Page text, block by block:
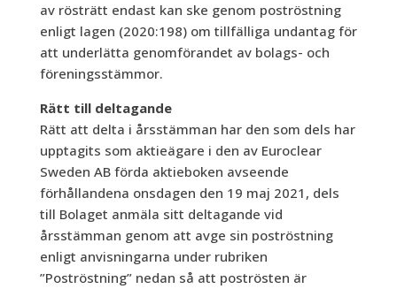
av rösträtt endast kan ske genom poströstning
enligt lagen (2020:198) om tillfälliga undantag för
att underlätta genomförandet av bolags- och
föreningsstämmor.
Rätt till deltagande
Rätt att delta i årsstämman har den som dels har
upptagits som aktieägare i den av Euroclear
Sweden AB förda aktieboken avseende
förhållandena onsdagen den 19 maj 2021, dels
till Bolaget anmäla sitt deltagande vid
årsstämman genom att avge sin poströstning
enligt anvisningarna under rubriken
”Poströstning” nedan så att poströsten är